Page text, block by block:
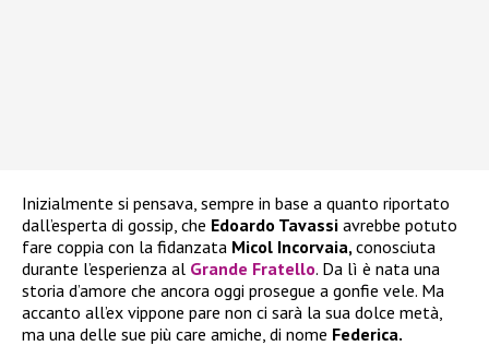
Inizialmente si pensava, sempre in base a quanto riportato
dall’esperta di gossip, che Edoardo Tavassi avrebbe potuto
fare coppia con la fidanzata Micol Incorvaia, conosciuta
durante l’esperienza al Grande Fratello. Da lì è nata una
storia d’amore che ancora oggi prosegue a gonfie vele. Ma
accanto all’ex vippone pare non ci sarà la sua dolce metà,
ma una delle sue più care amiche, di nome Federica.